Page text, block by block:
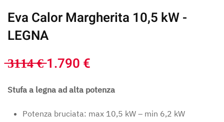
Eva Calor Margherita 10,5 kW -
LEGNA
̶3̶1̶1̶4̶ ̶€̶ 1.790 €
Stufa a legna ad alta potenza
Potenza bruciata: max 10,5 kW – min 6,2 kW